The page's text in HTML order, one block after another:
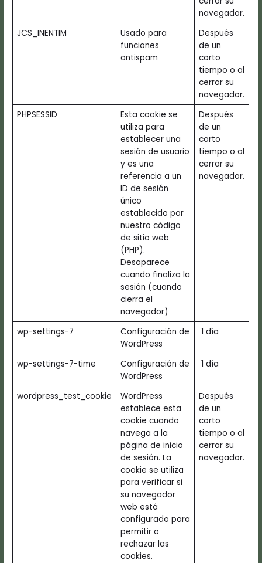
navegador.
JCS_INENTIM
Usado para
funciones
antispam
Después
de un
corto
tiempo o al
cerrar su
navegador.
PHPSESSID
Esta cookie se
utiliza para
establecer una
sesión de usuario
y es una
referencia a un
ID de sesión
único
establecido por
nuestro código
de sitio web
(PHP).
Desaparece
cuando finaliza la
sesión (cuando
cierra el
navegador)
Después
de un
corto
tiempo o al
cerrar su
navegador.
wp-settings-7
Configuración de
WordPress
1 día
wp-settings-7-time
Configuración de
WordPress
1 día
wordpress_test_cookie
WordPress
establece esta
cookie cuando
navega a la
página de inicio
de sesión. La
cookie se utiliza
para verificar si
su navegador
web está
configurado para
permitir o
rechazar las
cookies.
Después
de un
corto
tiempo o al
cerrar su
navegador.